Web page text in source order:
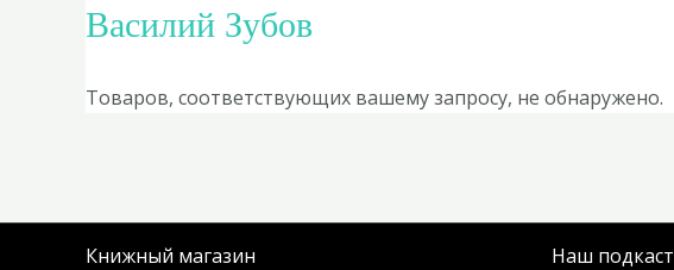
Василий Зубов
Товаров, соответствующих вашему запросу, не обнаружено.
Книжный магазин
Наш подкаст